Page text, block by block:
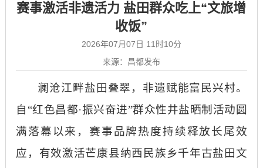
赛事激活非遗活力 盐田群众吃上“文旅增
收饭”
2026年07月07日 11时10分
来源：昌都发布
澜沧江畔盐田叠翠，非遗赋能富民兴村。
自 “红色昌都·振兴奋进”群众性井盐晒制活动圆
满落幕以来，赛事品牌热度持续释放长尾效
应，有效激活芒康县纳西民族乡千年古盐田文